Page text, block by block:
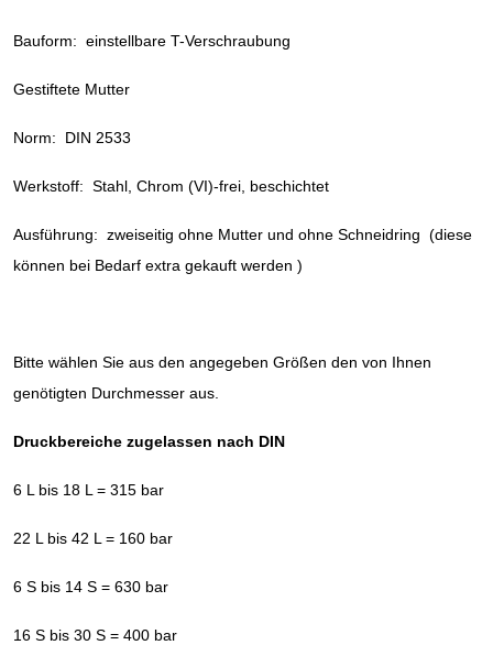
Bauform: einstellbare T-Verschraubung
Gestiftete Mutter
Norm: DIN 2533
Werkstoff: Stahl, Chrom (VI)-frei, beschichtet
Ausführung: zweiseitig ohne Mutter und ohne Schneidring (diese
können bei Bedarf extra gekauft werden )
Bitte wählen Sie aus den angegeben Größen den von Ihnen
genötigten Durchmesser aus.
Druckbereiche zugelassen nach DIN
6 L bis 18 L = 315 bar
22 L bis 42 L = 160 bar
6 S bis 14 S = 630 bar
16 S bis 30 S = 400 bar